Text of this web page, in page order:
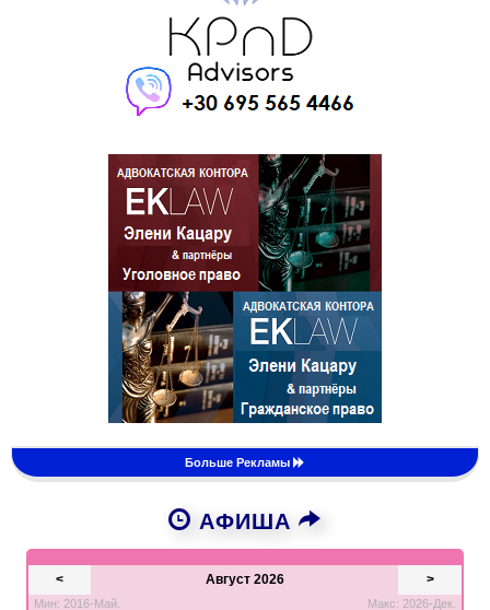
Больше Рекламы
АФИША
< Август 2026 >
Мин: 2016-Май. Макс: 2026-Дек.